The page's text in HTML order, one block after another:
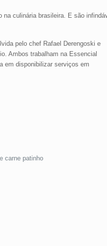
culinária brasileira. E são
pelo chef Rafael Derengoski e
Ambos trabalham na Essencial
em disponibilizar serviços em
carne patinho